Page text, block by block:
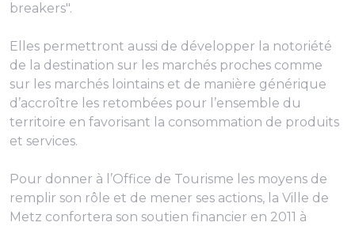
breakers".
Elles permettront aussi de développer la notoriété
de la destination sur les marchés proches comme
sur les marchés lointains et de manière générique
d’accroître les retombées pour l’ensemble du
territoire en favorisant la consommation de produits
et services.
Pour donner à l’Office de Tourisme les moyens de
remplir son rôle et de mener ses actions, la Ville de
Metz confortera son soutien financier en 2011 à